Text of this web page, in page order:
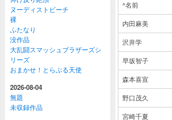
ヌーディストビーチ
裸
ふたなり
没作品
大乱闘スマッシュブラザーズシ
リーズ
おまかせ！とらぶる天使
2026-08-04
無題
未収録作品
^名前
内田麻美
沢井学
早坂智子
森本喜宣
野口茂久
宮崎千夏